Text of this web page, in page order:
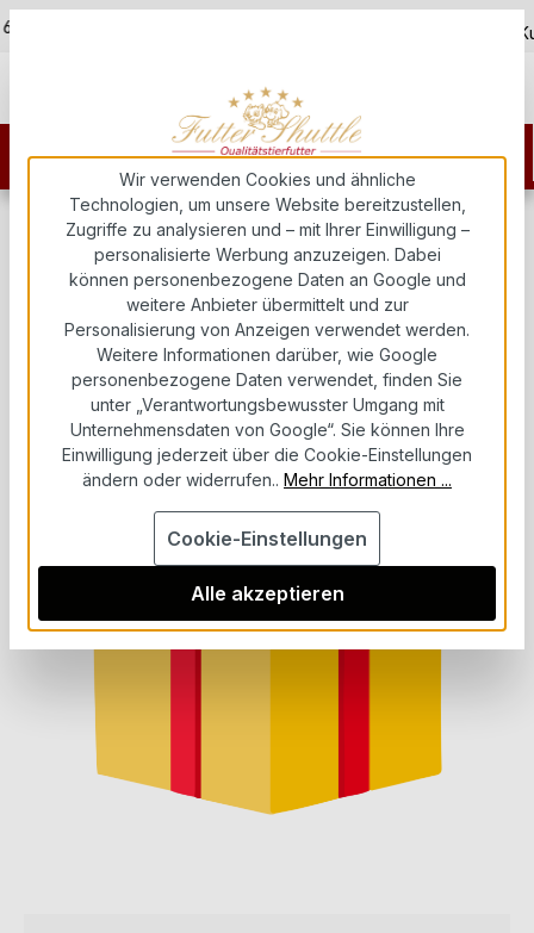
Zum Hauptinhalt springen über 5.000+ zufriedene
Geschenk Hund
Futter Shuttle
Bildergalerie überspringen
Wir verwenden Cookies und ähnliche
Technologien, um unsere Website bereitzustellen,
Zugriffe zu analysieren und – mit Ihrer Einwilligung –
personalisierte Werbung anzuzeigen. Dabei
können personenbezogene Daten an Google und
weitere Anbieter übermittelt und zur
Personalisierung von Anzeigen verwendet werden.
Weitere Informationen darüber, wie Google
personenbezogene Daten verwendet, finden Sie
unter „Verantwortungsbewusster Umgang mit
Unternehmensdaten von Google“. Sie können Ihre
Einwilligung jederzeit über die Cookie-Einstellungen
ändern oder widerrufen.. Mehr Informationen ...
Cookie-Einstellungen
Alle akzeptieren